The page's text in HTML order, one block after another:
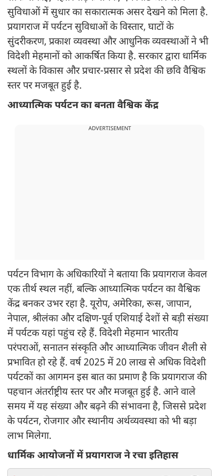
सुविधाओं में सुधार का सकारात्मक असर देखने को मिला है.
प्रयागराज में पर्यटन सुविधाओं के विस्तार, घाटों के
सुंदरीकरण, प्रकाश व्यवस्था और आधुनिक व्यवस्थाओं ने भी
विदेशी मेहमानों को आकर्षित किया है. सरकार द्वारा धार्मिक
स्थलों के विकास और प्रचार-प्रसार से प्रदेश की छवि वैश्विक
स्तर पर मजबूत हुई है.
आध्यात्मिक पर्यटन का बनता वैश्विक केंद्र
ADVERTISEMENT
पर्यटन विभाग के अधिकारियों ने बताया कि प्रयागराज केवल
एक तीर्थ स्थल नहीं, बल्कि आध्यात्मिक पर्यटन का वैश्विक
केंद्र बनकर उभर रहा है. यूरोप, अमेरिका, रूस, जापान,
नेपाल, श्रीलंका और दक्षिण-पूर्व एशियाई देशों से बड़ी संख्या
में पर्यटक यहां पहुंच रहे हैं. विदेशी मेहमान भारतीय
परंपराओं, सनातन संस्कृति और आध्यात्मिक जीवन शैली से
प्रभावित हो रहे हैं. वर्ष 2025 में 20 लाख से अधिक विदेशी
पर्यटकों का आगमन इस बात का प्रमाण है कि प्रयागराज की
पहचान अंतर्राष्ट्रीय स्तर पर और मजबूत हुई है. आने वाले
समय में यह संख्या और बढ़ने की संभावना है, जिससे प्रदेश
के पर्यटन, रोजगार और स्थानीय अर्थव्यवस्था को भी बड़ा
लाभ मिलेगा.
धार्मिक आयोजनों में प्रयागराज ने रचा इतिहास